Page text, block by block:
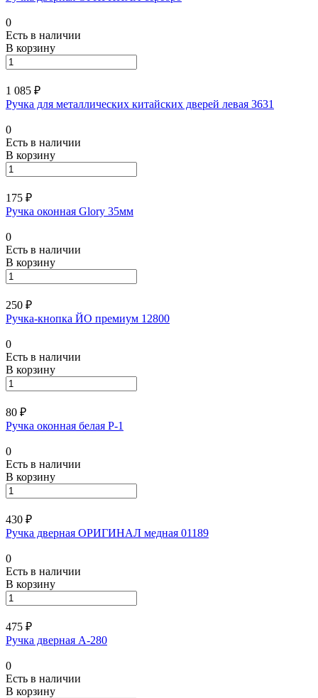
0
Есть в наличии
В корзину
1 085 ₽
Ручка для металлических китайских дверей левая 3631
0
Есть в наличии
В корзину
175 ₽
Ручка оконная Glory 35мм
0
Есть в наличии
В корзину
250 ₽
Ручка-кнопка ЙО премиум 12800
0
Есть в наличии
В корзину
80 ₽
Ручка оконная белая Р-1
0
Есть в наличии
В корзину
430 ₽
Ручка дверная ОРИГИНАЛ медная 01189
0
Есть в наличии
В корзину
475 ₽
Ручка дверная А-280
0
Есть в наличии
В корзину